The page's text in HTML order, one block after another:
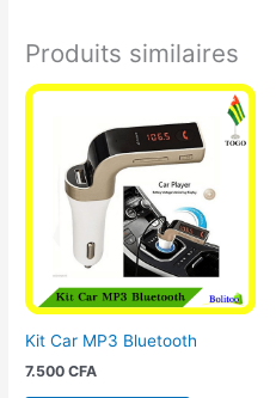
Produits similaires
Kit Car MP3 Bluetooth
7.500CFA